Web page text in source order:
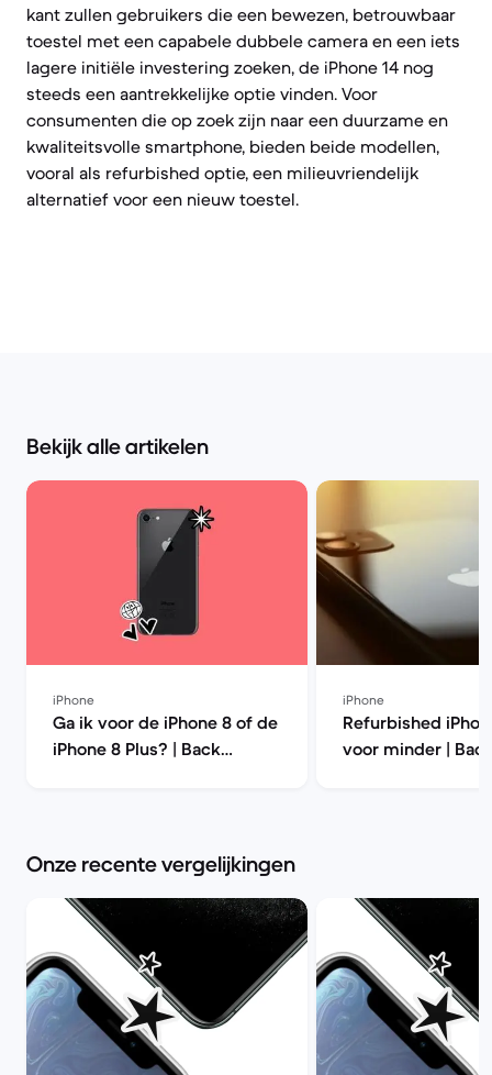
kant zullen gebruikers die een bewezen, betrouwbaar
toestel met een capabele dubbele camera en een iets
lagere initiële investering zoeken, de iPhone 14 nog
steeds een aantrekkelijke optie vinden. Voor
consumenten die op zoek zijn naar een duurzame en
kwaliteitsvolle smartphone, bieden beide modellen,
vooral als refurbished optie, een milieuvriendelijk
alternatief voor een nieuw toestel.
Bekijk alle artikelen
iPhone
Ga ik voor de iPhone 8 of de
iPhone 8 Plus? | Back
iPhone
Refurbished
voor minder |
Onze recente vergelijkingen